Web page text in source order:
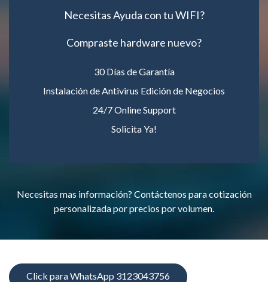
Necesitas Ayuda con tu WIFI?
Compraste hardware nuevo?
30 Días de Garantía
Instalación de Antivirus Edición de Negocios
24/7 Online Support
Solicita Ya!
Necesitas mas información? Contáctenos para cotización
personalizada por precios por volumen.
Click para WhatsApp 3123043756